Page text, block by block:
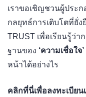
เราขอเชิญชวนผู้ประ
กลยุทธ์การเติบโตที่ยั่ง
TRUST เพื่อเรียนรู้ว่
ฐานของ ‘ความเชื่อใจ’
หน้าได้อย่างไร
คลิกที่นี่เพื่อลงทะเบีย